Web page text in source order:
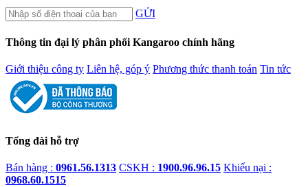
GỬI
Thông tin đại lý phân phối Kangaroo chính hãng
Giới thiệu công ty Liên hệ, góp ý Phương thức thanh toán Tin tức
Tổng đài hỗ trợ
Bán hàng : 0961.56.1313 CSKH : 1900.96.96.15 Khiếu nại :
0968.60.1515